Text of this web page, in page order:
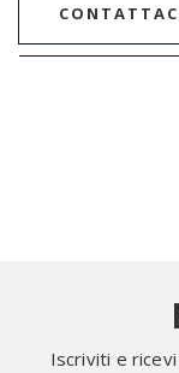
Iscriviti e